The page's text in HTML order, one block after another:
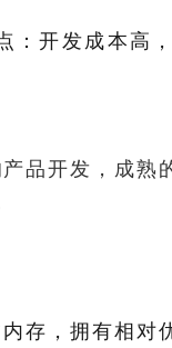
：开发成本高
品开发，成熟
存，拥有相对